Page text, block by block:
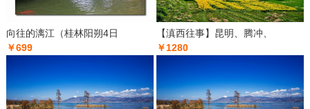
向往的漓江（桂林阳朔4日
￥699
【滇西往事】昆明、腾冲、
￥1280